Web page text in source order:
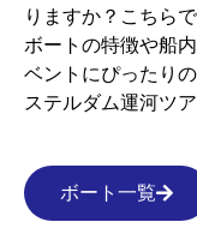
りますか？こちら
ボートの特徴や船
ベントにぴったり
ステルダム運河ツ
ボート一覧